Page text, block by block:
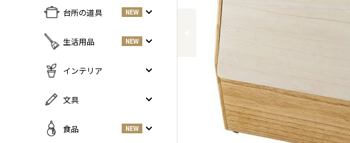
すべての商品をみる
丼・小鉢
グラス・タンブラー
NEW
トレイ・コースター・鍋しき
台所の道具 NEW
すべての商品をみる
鍋・フライパン
NEW
調理器具
保存容器
生活用品 NEW
すべての商品をみる
美容ケア
NEW
インテリア
すべての商品をみる
香・ろうそく
文具
すべての商品をみる
食品 NEW
Previous